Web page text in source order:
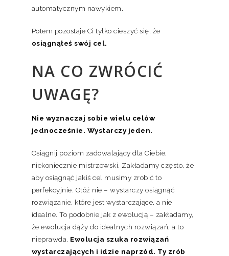
automatycznym nawykiem.
Potem pozostaje Ci tylko cieszyć się, że
osiągnąłeś swój cel.
NA CO ZWRÓCIĆ
UWAGĘ?
Nie wyznaczaj sobie wielu celów
jednocześnie. Wystarczy jeden.
Osiągnij poziom zadowalający dla Ciebie,
niekoniecznie mistrzowski. Zakładamy często, że
aby osiągnąć jakiś cel musimy zrobić to
perfekcyjnie. Otóż nie – wystarczy osiągnąć
rozwiązanie, które jest wystarczające, a nie
idealne. To podobnie jak z ewolucją – zakładamy,
że ewolucja dąży do idealnych rozwiązań, a to
nieprawda. Ewolucja szuka rozwiązań
wystarczających i idzie naprzód. Ty zrób